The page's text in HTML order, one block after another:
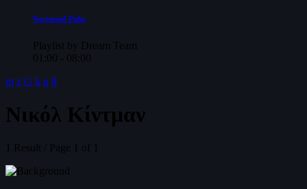
Nocturnal Pulse
Playlist by Dream Team
01:00 - 08:00
Νικόλ Κίντμαν
1 Result / Page 1 of 1